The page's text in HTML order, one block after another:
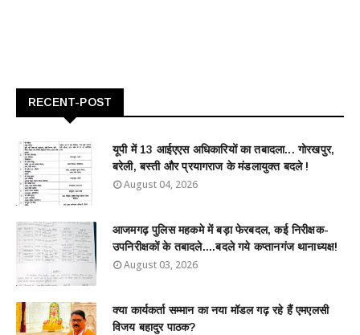
RECENT-POST
यूपी में 13 आईएएस अधिकारियों का तबादला... गोरखपुर,
बरेली, बस्ती और प्रयागराज के मंडलायुक्त बदले !
August 04, 2026
आजमगढ़ पुलिस महकमे में बड़ा फेरबदल, कई निरीक्षक-
उपनिरीक्षकों के तबादले....बदले गये कप्तानगंज थानाध्यक्ष!
August 03, 2026
क्या कार्यकर्ता सम्मान का नया मॉडल गढ़ रहे हैं एमएलसी
विजय बहादुर पाठक?